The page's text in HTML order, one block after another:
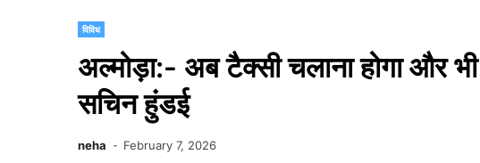
विविध
अल्मोड़ा:- अब टैक्सी चलाना होगा और
सचिन हुंडई
neha February 7, 2026